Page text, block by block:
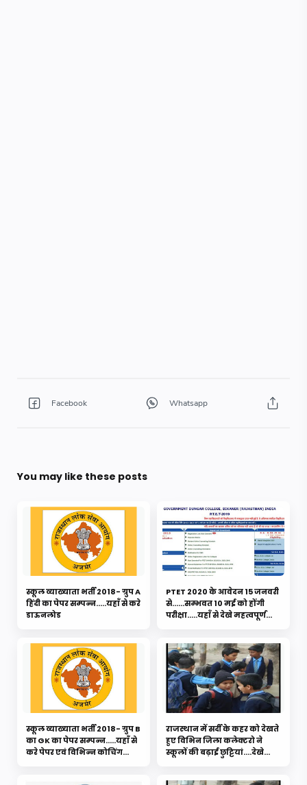
You may like these posts
स्कूल व्याख्याता भर्ती 2018- ग्रुप A
हिंदी का पेपर सम्पन्न.....यहाँ से करे
डाऊनलोड
PTET 2020 के आवेदन 15 जनवरी
से......सम्भवत 10 मई को होंगी
परीक्षा.....यहाँ से देखे महत्वपूर्ण
स्कूल व्याख्याता भर्ती 2018- ग्रुप B
का GK का पेपर सम्पन्न.....यहाँ से
करे पेपर एवं विभिन्न कोचिंग
राजस्थान में सर्दी के कहर को देखते
हुए विभिन जिला कलेक्टरो ने
स्कूलों की बढ़ाई छुट्टियां....देखे